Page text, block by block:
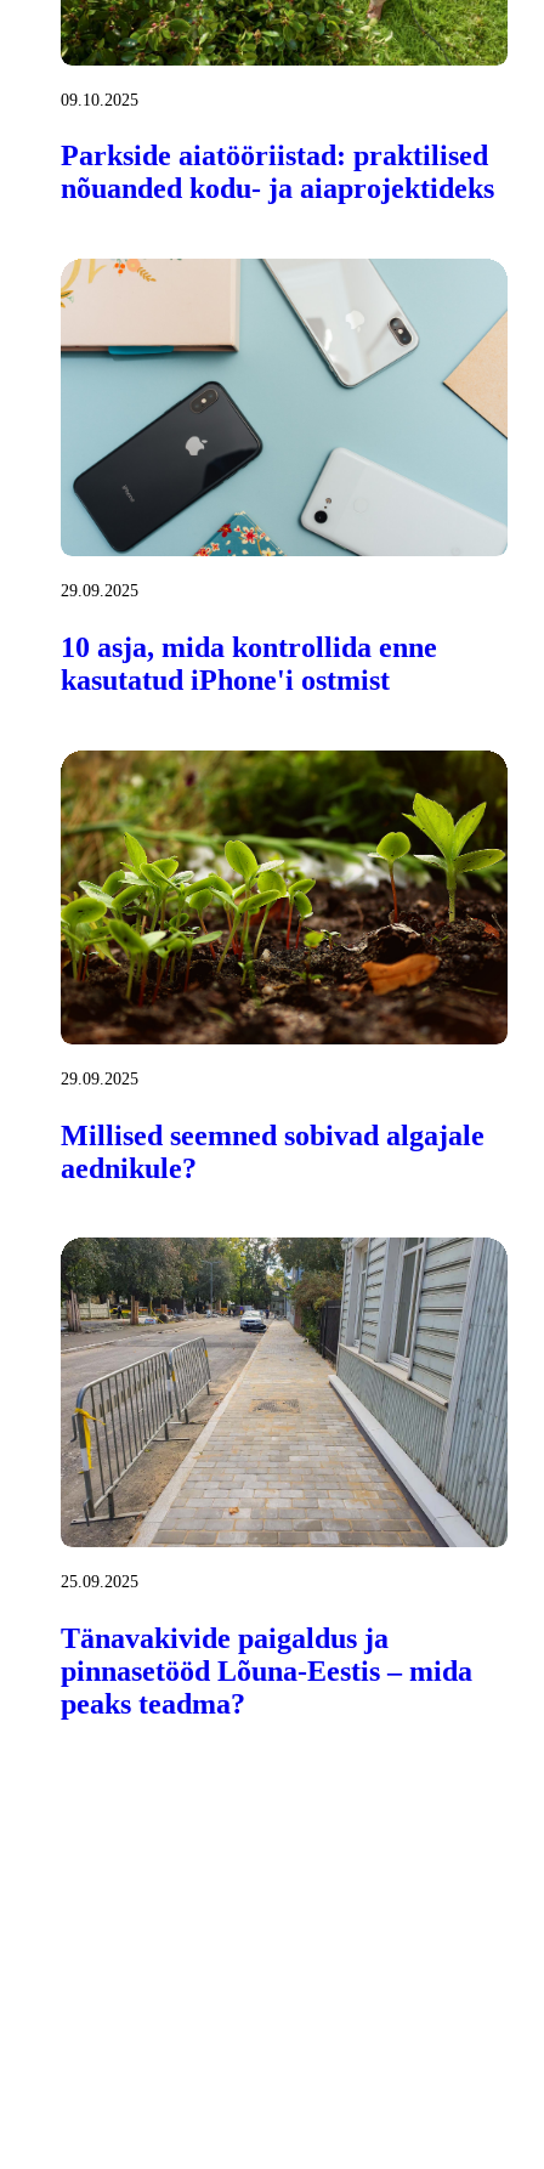
09.10.2025
Parkside aiatööriistad: praktilised
nõuanded kodu- ja aiaprojektideks
29.09.2025
10 asja, mida kontrollida enne
kasutatud iPhone'i ostmist
29.09.2025
Millised seemned sobivad algajale
aednikule?
25.09.2025
Tänavakivide paigaldus ja
pinnasetööd Lõuna-Eestis – mida
peaks teadma?